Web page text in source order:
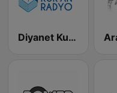
Diyanet Kur'an Radyo